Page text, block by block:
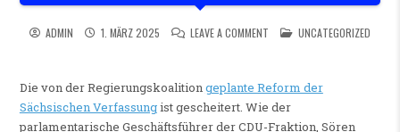
ADMIN 1. MÄRZ 2025 LEAVE A COMMENT ON POSTED IN
UNCATEGORIZED
Die von der Regierungskoalitiongeplante Reform der
Sächsischen Verfassungist gescheitert. Wie der
parlamentarische Geschäftsführer der CDU-Fraktion, Sören